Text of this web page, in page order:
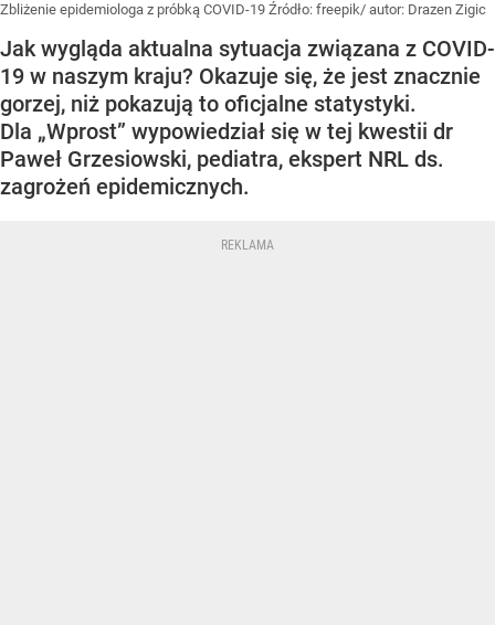
Zbliżenie epidemiologa z próbką COVID-19 Źródło: freepik/ autor: Drazen Zigic
Jak wygląda aktualna sytuacja związana z COVID-
19 w naszym kraju? Okazuje się, że jest znacznie
gorzej, niż pokazują to oficjalne statystyki.
Dla „Wprost” wypowiedział się w tej kwestii dr
Paweł Grzesiowski, pediatra, ekspert NRL ds.
zagrożeń epidemicznych.